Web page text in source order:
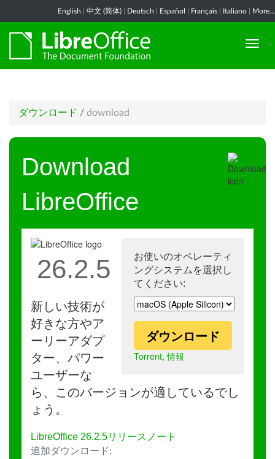
English 中文 (简体) Deutsch Español Français Italiano More...
ダウンロード / download
Download
LibreOffice
お使いのオペレーティ
ングシステムを選択し
てください:
ダウンロード
Torrent,情報
26.2.5
新しい技術が
好きな方やア
ーリーアダプ
ター、パワー
ユーザーな
ら、このバージョンが適しているでし
ょう。
LibreOffice 26.2.5リリースノート
追加ダウンロード: